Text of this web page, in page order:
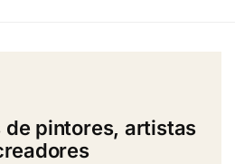
de pintores, artistas